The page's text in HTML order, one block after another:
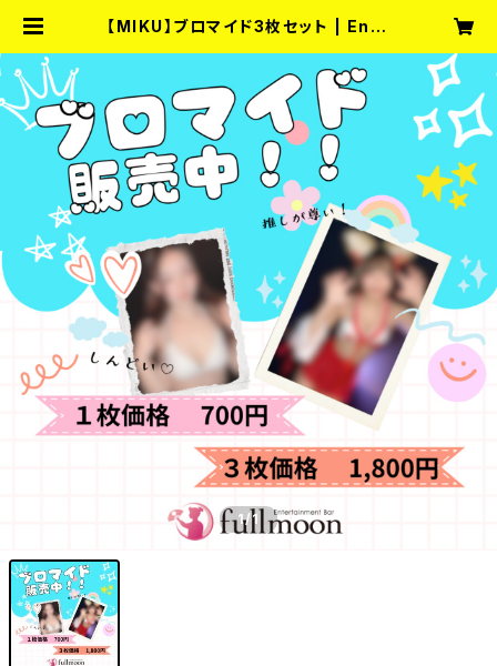
【MIKU】ブロマイド3枚セット | Ente
1/1